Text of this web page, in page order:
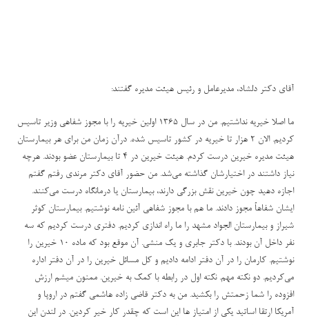
آقای دکتر دلشاد، مدیرعامل و رئیس هیئت مدیره گفتند:
ما اصلا خیریه نداشتیم. من در سال 1365
اولین خیریه را با مجوز شفاهی وزیر تاسیس
کردیم. الان ۲ هزار تا خیریه در کشور تاسیس شده. درآن زمان من برای هر بیمارستان
هیئت مدیره خیرین درست کردم. هیئت خیرین در 4 تا بیمارستان عضو بودند. هرچه
نیاز داشتند در اختیارشان گذاشته می‌شد. من حضور آقای دکتر مرندی رفتم گفتم
اجازه دهید چون خیرین نقش بزرگی دارند، بیمارستان یا درمانگاه درست می‌کنند.
ایشان شفاهاً مجوز دادند. ما هم با مجوز شفاهی آئین نامه نوشتیم. بیمارستان کوثر
شیراز و بیمارستان الجواد مشهد را ما راه اندازی کردیم. دفتری درست کردیم که سه
نفر داخل آن بودند. با دکتر جابری و یک منشی. آن موقع بود که ماده ۱۰ خیرین را
نوشتیم. کارمان را در آن دفتر ادامه دادیم و کل مسائل خیرین را در آن دفتر اداره
می‌کرديم. دو نکته مهم. نکته اول در رابطه با کمک به خیرین. ممنون میشم ارزش
افزوده را شما زحمتش را بکشید. من به دکتر قاضی زاده هاشمی گفتم در اروپا و
آمریکا ارتقا اساتید یکی از امتیاز ها این است که چقدر کار خیر کردین. در لندن این